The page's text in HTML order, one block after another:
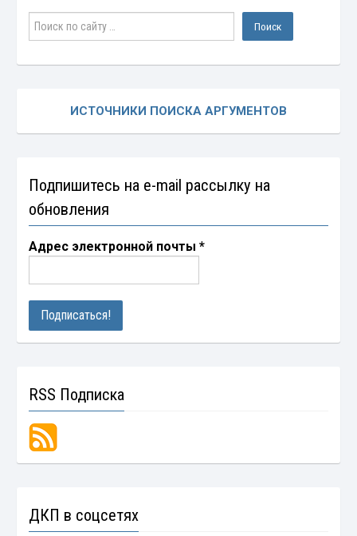
ИСТОЧНИКИ ПОИСКА АРГУМЕНТОВ
Подпишитесь на e-mail рассылку на
обновления
Адрес электронной почты*
RSS Подписка
ДКП в соцсетях